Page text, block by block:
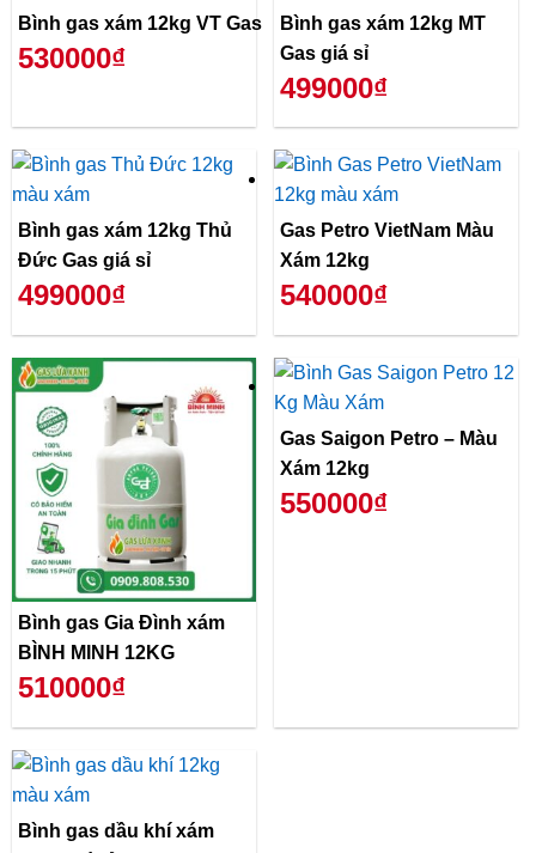
Bình gas xám 12kg VT Gas
530000₫
Bình gas xám 12kg MT
Gas giá sỉ
499000₫
Bình gas xám 12kg Thủ
Đức Gas giá sỉ
499000₫
Gas Petro VietNam Màu
Xám 12kg
540000₫
Bình gas Gia Đình xám
BÌNH MINH 12KG
510000₫
Gas Saigon Petro – Màu
Xám 12kg
550000₫
Bình gas dầu khí xám